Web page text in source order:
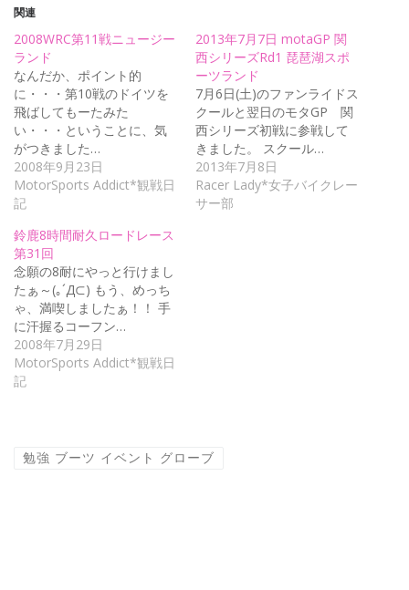
関連
2008WRC第11戦ニュージー
ランド
なんだか、ポイント的
に・・・第10戦のドイツを
飛ばしてもーたみた
い・・・ということに、気
がつきました…
2008年9月23日
MotorSports Addict*観戦日
記
2013年7月7日 motaGP 関
西シリーズRd1 琵琶湖スポ
ーツランド
7月6日(土)のファンライドス
クールと翌日のモタGP 関
西シリーズ初戦に参戦して
きました。 スクール…
2013年7月8日
Racer Lady*女子バイクレー
サー部
鈴鹿8時間耐久ロードレース
第31回
念願の8耐にやっと行けまし
たぁ～(｡´Д⊂) もう、めっち
ゃ、満喫しましたぁ！！ 手
に汗握るコーフン…
2008年7月29日
MotorSports Addict*観戦日
記
勉強 ブーツ イベント グローブ